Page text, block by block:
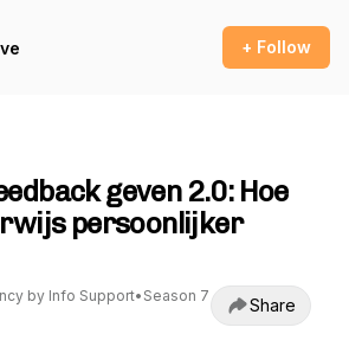
+ Follow
geven 2.0: Hoe
persoonlijker
by Info Support• Season 7
Share